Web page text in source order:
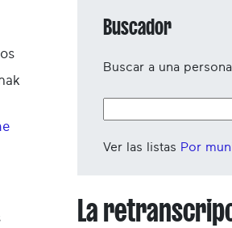
Buscador
Buscar a una
Ver las listas Por
La